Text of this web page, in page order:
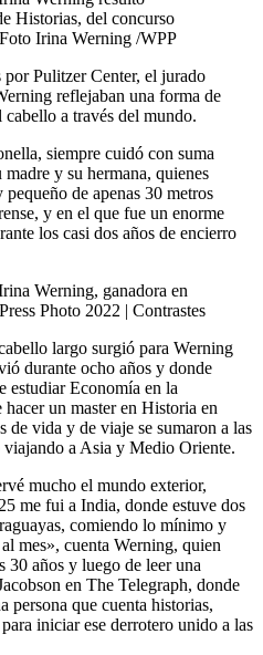
Pulitzer Center, el jurado
reflejaban una forma de
a través del mundo.
siempre cuidó con suma
y su hermana, quienes
de apenas 30 metros
y en el que fue un enorme
los casi dos años de encierro
largo surgió para Werning
durante ocho años y donde
estudiar Economía en la
un master en Historia en
de vida y de viaje se sumaron a las
a Asia y Medio Oriente.
mucho el mundo exterior,
me fui a India, donde estuve dos
comiendo lo mínimo y
mes», cuenta Werning, quien
30 años y luego de leer una
en The Telegraph, donde
persona que cuenta historias,
iniciar ese derrotero unido a las